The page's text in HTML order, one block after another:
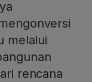
melalui
rencana